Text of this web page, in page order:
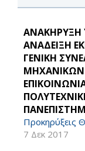
ΑΝΑΚΗΡΥΞΗ
ΑΝΑΔΕΙΞΗ
ΓΕΝΙΚΗ
ΜΗΧΑΝΙΚΩΝ
Προκηρύξεις
7 Δεκ 2017